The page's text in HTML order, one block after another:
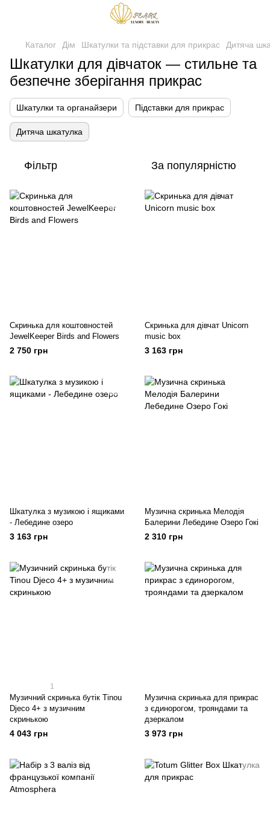
Каталог Дім Шкатулки та підставки для прикрас Дитяча
Шкатулки для дівчаток — стильне та
безпечне зберігання прикрас
Шкатулки та органайзери Підставки для прикрас
Дитяча шкатулка
Фільтр За популярністю
Скринька для коштовностей
JewelKeeper Birds and Flowers
2 750 грн
Скринька для дівчат Unicorn
music box
3 163 грн
Шкатулка з музикою і ящиками
- Лебедине озеро
3 163 грн
Музична скринька Мелодія
Балерини Лебедине Озеро Гокі
2 310 грн
1
Музичний скринька бутік Tinou
Djeco 4+ з музичним
скринькою
4 043 грн
Музична скринька для прикрас
з єдинорогом, трояндами та
дзеркалом
3 973 грн